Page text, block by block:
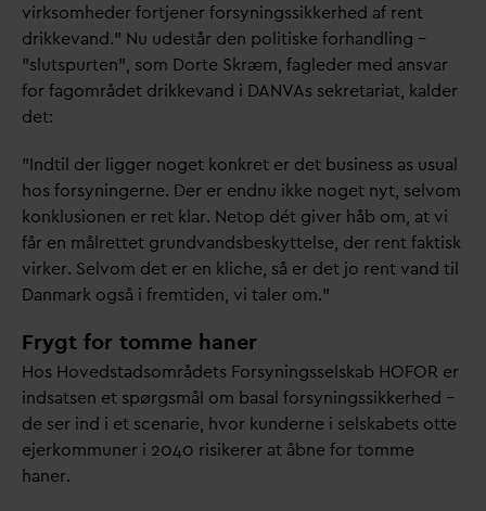
virksomheder fortjener forsyningssikkerhed af rent
drikkevand.” Nu udestår den politiske forhandling –
”slutspurten”, som Dorte Skræm, fagleder med ansvar
for fagområdet drikkevand i DANVAs sekretariat, kalder
det:
”Indtil der ligger noget konkret er det business as usual
hos forsyningerne. Der er endnu ikke noget nyt, selvom
konklusionen er ret klar. Netop dét giver håb om, at vi
får en målrettet grundvandsbeskyttelse, der rent faktisk
virker. Selvom det er en kliche, så er det jo rent vand til
Danmark også i fremtiden, vi taler om.”
Frygt for tomme haner
Hos Hovedstadsområdets Forsyningsselskab HOFOR er
indsatsen et spørgsmål om basal forsyningssikkerhed –
de ser ind i et scenarie, hvor kunderne i selskabets otte
ejerkommuner i 2040 risikerer at åbne for tomme
haner.